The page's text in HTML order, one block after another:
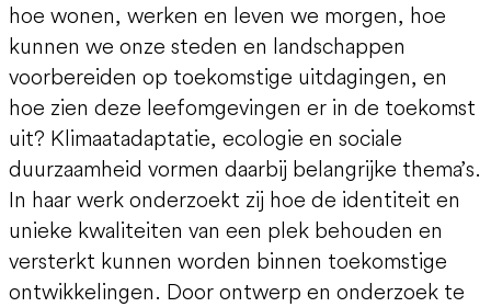
hoe wonen, werken en leven we morgen, hoe
kunnen we onze steden en landschappen
voorbereiden op toekomstige uitdagingen, en
hoe zien deze leefomgevingen er in de toekomst
uit? Klimaatadaptatie, ecologie en sociale
duurzaamheid vormen daarbij belangrijke thema’s.
In haar werk onderzoekt zij hoe de identiteit en
unieke kwaliteiten van een plek behouden en
versterkt kunnen worden binnen toekomstige
ontwikkelingen. Door ontwerp en onderzoek te